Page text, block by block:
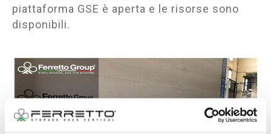
piattaforma GSE è aperta e le risorse sono
disponibili.